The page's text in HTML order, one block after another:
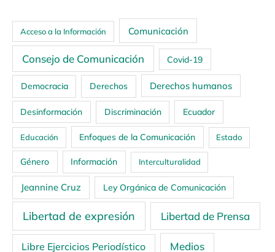
Acceso a la Información Comunicación
Consejo de Comunicación Covid-19
Democracia Derechos Derechos humanos
Desinformación Discriminación Ecuador
Educación Enfoques de la Comunicación Estado
Género Información Interculturalidad
Jeannine Cruz Ley Orgánica de Comunicación
Libertad de expresión Libertad de Prensa
Libre Ejercicios Periodístico Medios